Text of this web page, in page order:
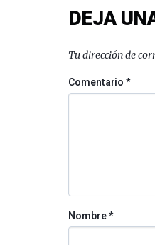
DEJA
Tu dirección de
Comentario*
Nombre*